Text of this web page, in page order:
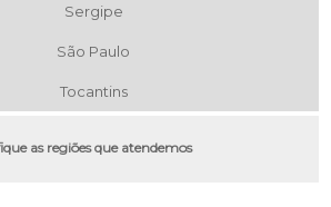
Sergipe
São Paulo
Tocantins
as regiões que atendemos